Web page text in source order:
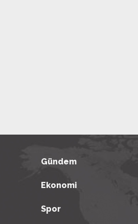
Gündem
Ekonomi
Spor